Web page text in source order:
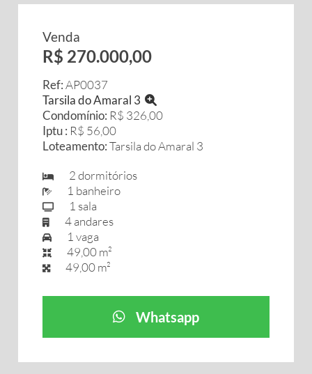
Venda
R$ 270.000,00
Ref:AP0037
Tarsila do Amaral 3
Condomínio: R$ 326,00
Iptu : R$ 56,00
Loteamento:Tarsila do Amaral 3
2 dormitórios
1 banheiro
1 sala
4 andares
1 vaga
49,00 m²
49,00 m²
Whatsapp